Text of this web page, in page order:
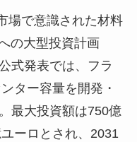
場で意識された材料
の大型投資計画
式発表では、フラ
ター容量を開発・
最大投資額は750億
ーロとされ、2031